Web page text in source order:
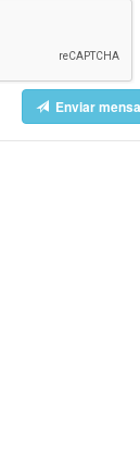
Enviar